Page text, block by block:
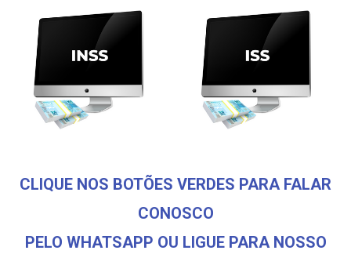
CLIQUE NOS BOTÕES VERDES PARA FALAR
CONOSCO
PELO WHATSAPP OU LIGUE PARA NOSSO